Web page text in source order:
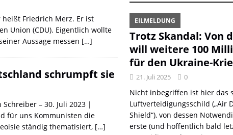
DER EUROPÄISCHEN LINKEN
DER REVOLUTIONÄR
und meint Anpassung
DER REVOLUTIONÄR
KOMMENTAR
Wie der DGB seine eigenen Genossen verriet DER REVOLUTIONÄR
Friedrich Merz. Er ist
Union (CDU). Eigentlich wollte
Aussage messen […]
schrumpft sie
– 30. Juli 2023 |
für uns Kommunisten die
ständig thematisiert, […]
EILMELDUNG
Trotz Skandal: Von
will weitere 100
für den Ukraine-
21. Juli 2025 0
Nicht inbegriffen ist hier das
Luftverteidigungsschild („Air
Shield“), von dessen
erste (und hoffentlich bald